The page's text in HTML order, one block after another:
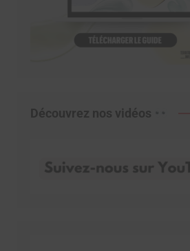
Découvrez nos vidéos